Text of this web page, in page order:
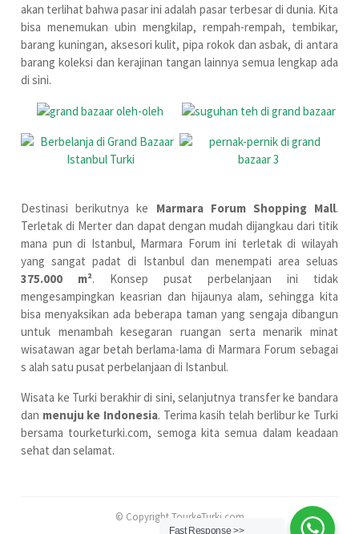
akan terlihat bahwa pasar ini adalah pasar terbesar di dunia. Kita
bisa menemukan ubin mengkilap, rempah-rempah, tembikar,
barang kuningan, aksesori kulit, pipa rokok dan asbak, di antara
barang koleksi dan kerajinan tangan lainnya semua lengkap ada
di sini.
Destinasi berikutnya ke Marmara Forum Shopping Mall.
Terletak di Merter dan dapat dengan mudah dijangkau dari titik
mana pun di Istanbul, Marmara Forum ini terletak di wilayah
yang sangat padat di Istanbul dan menempati area seluas
375.000 m². Konsep pusat perbelanjaan ini tidak
mengesampingkan keasrian dan hijaunya alam, sehingga kita
bisa menyaksikan ada beberapa taman yang sengaja dibangun
untuk menambah kesegaran ruangan serta menarik minat
wisatawan agar betah berlama-lama di Marmara Forum sebagai
s alah satu pusat perbelanjaan di Istanbul.
Wisata ke Turki berakhir di sini, selanjutnya transfer ke bandara
dan menuju ke Indonesia. Terima kasih telah berlibur ke Turki
bersama tourketurki.com, semoga kita semua dalam keadaan
sehat dan selamat.
© Copyright TourkeTurki.com
Fast Response >>